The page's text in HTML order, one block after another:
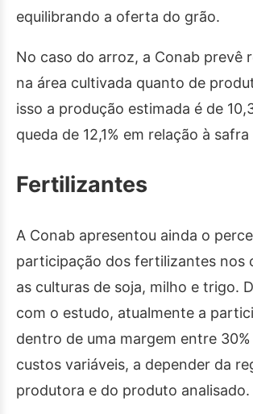
equilibrando a oferta do grão.
No caso do arroz, a Conab prevê
na área cultivada quanto de
isso a produção estimada é de
queda de 12,1% em relação à
Fertilizantes
A Conab apresentou ainda o
participação dos fertilizantes nos
as culturas de soja, milho e trigo.
com o estudo, atualmente a
dentro de uma margem entre
custos variáveis, a depender da
produtora e do produto analisado.